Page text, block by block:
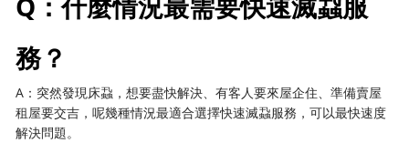
務？
A：突然發現床蝨，想要盡快解決、有客人要來屋企住、準備賣屋
租屋要交吉，呢幾種情況最適合選擇快速滅蝨服務，可以最快速度
解決問題。